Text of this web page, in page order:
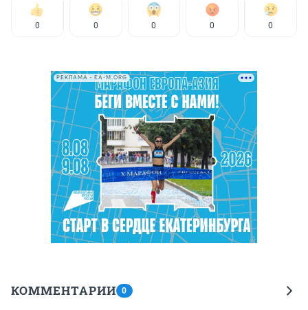
0 0 0 0 0
РЕКЛАМА • EA-M.ORG
КОММЕНТАРИИ 0